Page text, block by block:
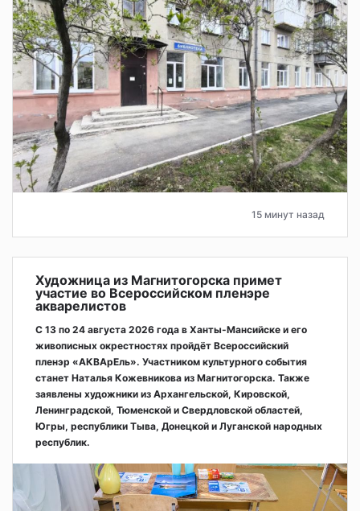
15 минут назад
Художница из Магнитогорска примет
участие во Всероссийском пленэре
акварелистов
С 13 по 24 августа 2026 года в Ханты-Мансийске и его
живописных окрестностях пройдёт Всероссийский
пленэр «АКВАрЕль». Участником культурного события
станет Наталья Кожевникова из Магнитогорска. Также
заявлены художники из Архангельской, Кировской,
Ленинградской, Тюменской и Свердловской областей,
Югры, республики Тыва, Донецкой и Луганской народных
республик.